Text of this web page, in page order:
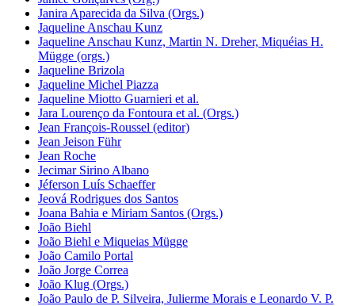
Janira Aparecida da Silva (Orgs.)
Jaqueline Anschau Kunz
Jaqueline Anschau Kunz, Martin N. Dreher, Miquéias H.
Mügge (orgs.)
Jaqueline Brizola
Jaqueline Michel Piazza
Jaqueline Miotto Guarnieri et al.
Jara Lourenço da Fontoura et al. (Orgs.)
Jean François-Roussel (editor)
Jean Jeison Führ
Jean Roche
Jecimar Sirino Albano
Jéferson Luís Schaeffer
Jeová Rodrigues dos Santos
Joana Bahia e Miriam Santos (Orgs.)
João Biehl
João Biehl e Miqueias Mügge
João Camilo Portal
João Jorge Correa
João Klug (Orgs.)
João Paulo de P. Silveira, Julierme Morais e Leonardo V. P.